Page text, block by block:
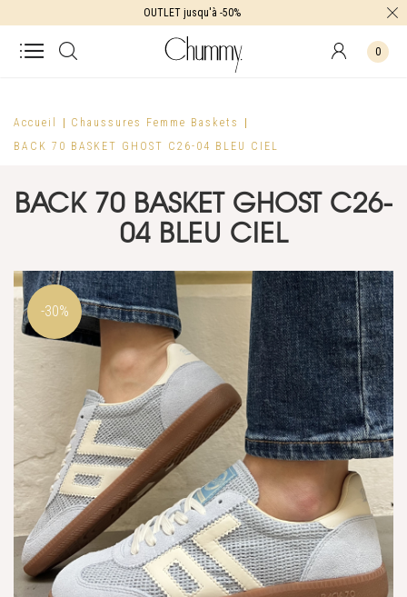
OUTLET jusqu'à -50%
0
Accueil Chaussures Femme Baskets
BACK 70 BASKET GHOST C26-04 BLEU CIEL
BACK 70 BASKET GHOST C26-
04 BLEU CIEL
-30%